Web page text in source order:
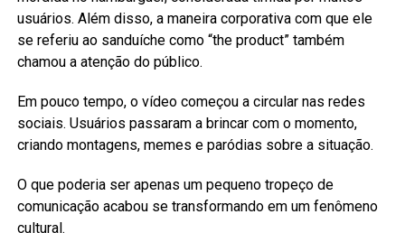
usuários. Além disso, a maneira corporativa com que ele
se referiu ao sanduíche como “the product” também
chamou a atenção do público.
Em pouco tempo, o vídeo começou a circular nas redes
sociais. Usuários passaram a brincar com o momento,
criando montagens, memes e paródias sobre a situação.
O que poderia ser apenas um pequeno tropeço de
comunicação acabou se transformando em um fenômeno
cultural.